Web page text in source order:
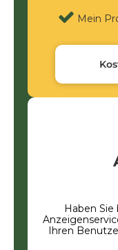
Mein
Haben
Ihren